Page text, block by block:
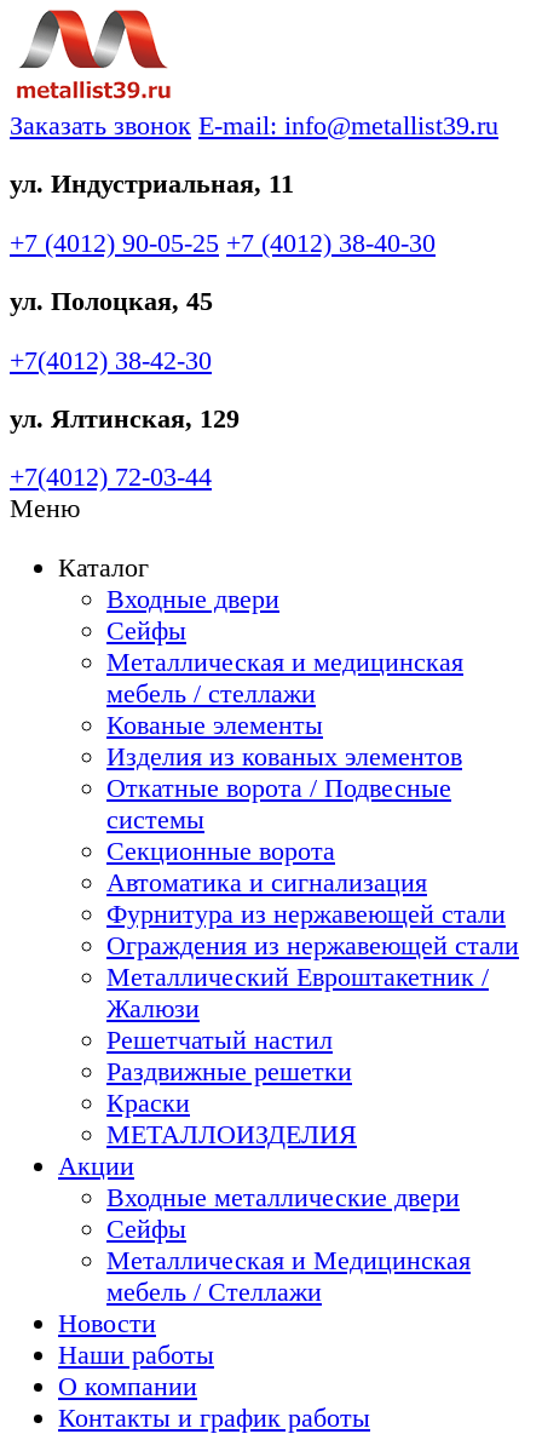
Заказать звонок E-mail: info@metallist39.ru
ул. Индустриальная, 11
+7 (4012) 90-05-25 +7 (4012) 38-40-30
ул. Полоцкая, 45
+7(4012) 38-42-30
ул. Ялтинская, 129
+7(4012) 72-03-44
Меню
Каталог
Входные двери
Сейфы
Металлическая и медицинская
мебель / стеллажи
Кованые элементы
Изделия из кованых элементов
Откатные ворота / Подвесные
системы
Секционные ворота
Автоматика и сигнализация
Фурнитура из нержавеющей стали
Ограждения из нержавеющей стали
Металлический Евроштакетник /
Жалюзи
Решетчатый настил
Раздвижные решетки
Краски
МЕТАЛЛОИЗДЕЛИЯ
Акции
Входные металлические двери
Сейфы
Металлическая и Медицинская
мебель / Стеллажи
Новости
Наши работы
О компании
Контакты и график работы